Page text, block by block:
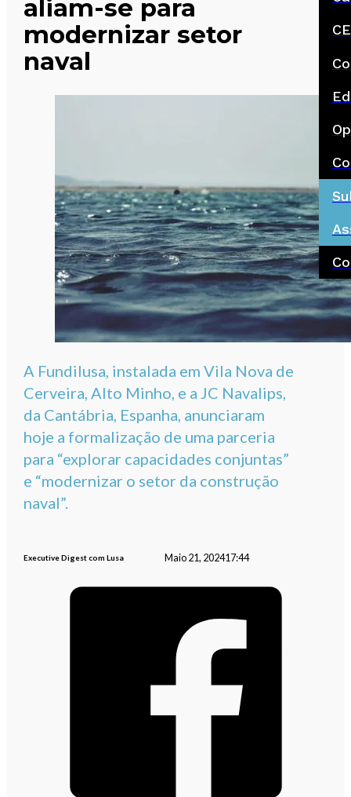
aliam-se para
modernizar setor
naval
A Fundilusa, instalada em Vila Nova de
Cerveira, Alto Minho, e a JC Navalips,
da Cantábria, Espanha, anunciaram
hoje a formalização de uma parceria
para “explorar capacidades conjuntas”
e “modernizar o setor da construção
naval”.
Executive Digest com Lusa Maio 21, 202417:44